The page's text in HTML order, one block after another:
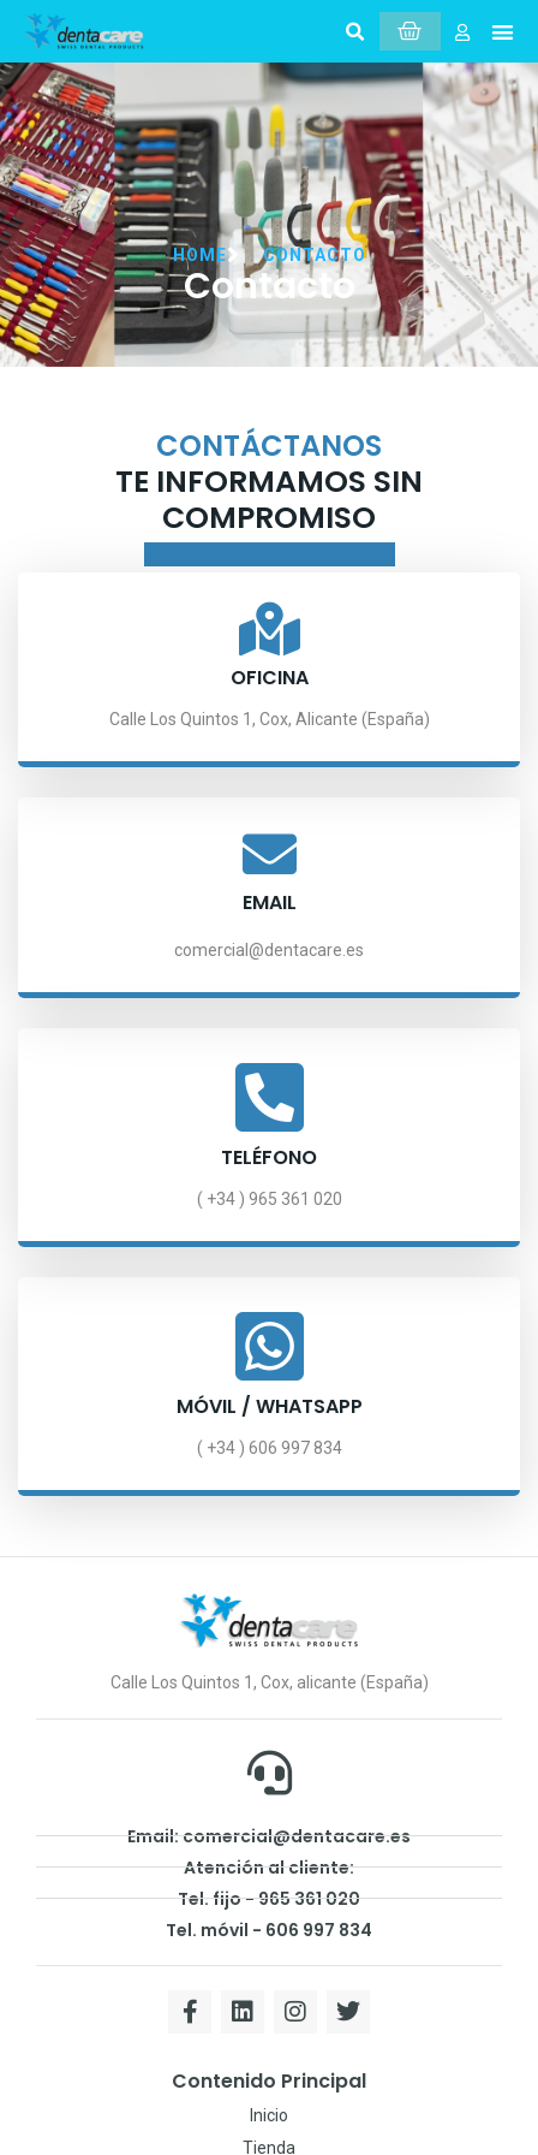
HOME CONTACTO
Contacto
CONTÁCTANOS
TE INFORMAMOS SIN
COMPROMISO
OFICINA
Calle Los Quintos 1, Cox, Alicante (España)
EMAIL
comercial@dentacare.es
TELÉFONO
( +34 ) 965 361 020
MÓVIL / WHATSAPP
( +34 ) 606 997 834
Calle Los Quintos 1, Cox, alicante (España)
Email: comercial@dentacare.es
Atención al cliente:
Tel. fijo - 965 361 020
Tel. móvil - 606 997 834
Contenido Principal
Inicio
Tienda